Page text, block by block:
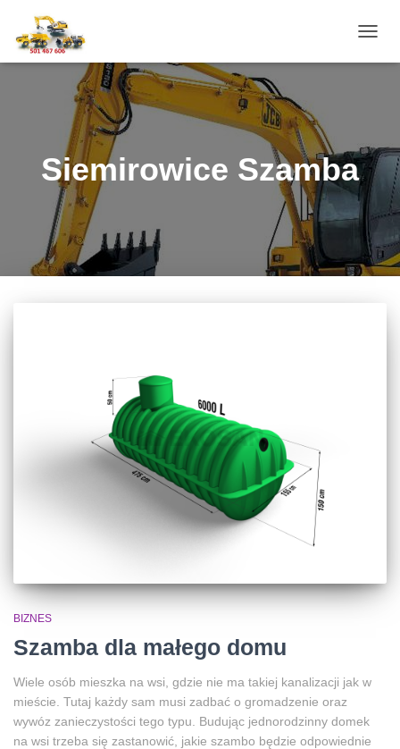
Siemirowice Szamba
BIZNES
Szamba dla małego domu
Wiele osób mieszka na wsi, gdzie nie ma takiej kanalizacji jak w
mieście. Tutaj każdy sam musi zadbać o gromadzenie oraz
wywóz zanieczystości tego typu. Budując jednorodzinny domek
na wsi trzeba się zastanowić, jakie szambo będzie odpowiednie